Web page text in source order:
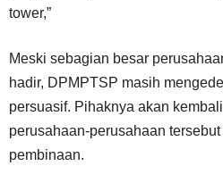
tower,”
Meski sebagian besar
hadir, DPMPTSP masih
persuasif. Pihaknya akan
perusahaan-perusahaan
pembinaan.